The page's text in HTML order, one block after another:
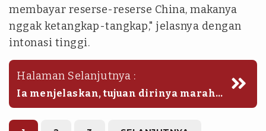
membayar reserse-reserse China, makanya
nggak ketangkap-tangkap," jelasnya dengan
intonasi tinggi.
Halaman Selanjutnya :
Ia menjelaskan, tujuan dirinya marah-
marah memiliki alasan yang jelas.
Ungkapan tersebut dinilai sebagai